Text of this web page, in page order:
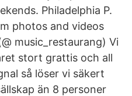
Philadelphia P.
photos and videos
music_restaurang) Vi
stort grattis och all
så löser vi säkert
än 8 personer